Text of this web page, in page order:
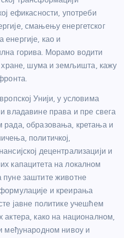
ефикасности, употреби
смањењу енергетског
као и
горива. Морамо водити
хране, шума и земљишта, кажу
Унији, у условима
владавине права и пре свега
рада, образовања, кретања и
политичкој,
децентрализацији и
капацитета на локалном
заштите животне
и креирања
јавне политике учешћем
актера, како на националном,
међународном нивоу и